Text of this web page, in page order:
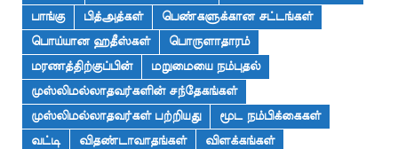
பாங்கு
பித்அத்கள்
பெண்களுக்கான சட்டங்கள்
பொய்யான ஹதீஸ்கள்
பொருளாதாரம்
மரணத்திற்குப்பின்
மறுமையை நம்புதல்
முஸ்லிமல்லாதவர்களின் சந்தேகங்கள்
முஸ்லிமல்லாதவர்கள் பற்றியது
மூட நம்பிக்கைகள்
வட்டி
விதண்டாவாதங்கள்
விளக்கங்கள்